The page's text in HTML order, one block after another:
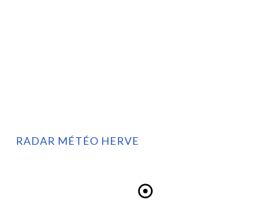
RADAR MÉTÉO HERVE